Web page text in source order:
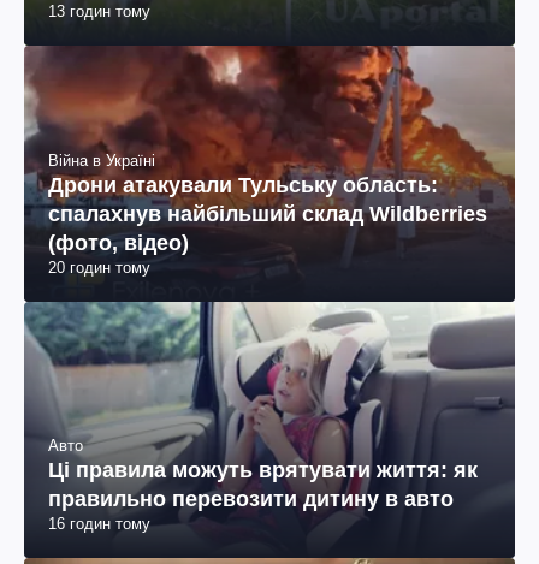
13 годин тому
Війна в Україні
Дрони атакували Тульську область:
спалахнув найбільший склад Wildberries
(фото, відео)
20 годин тому
Авто
Ці правила можуть врятувати життя: як
правильно перевозити дитину в авто
16 годин тому